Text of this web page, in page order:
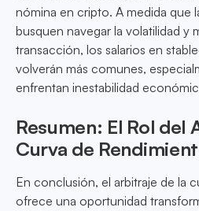
nómina en cripto. A medida que
busquen navegar la volatilidad y
transacción, los salarios en
volverán más comunes,
enfrentan inestabilidad
Resumen: El Rol del
Curva de
En conclusión, el arbitraje de la
ofrece una oportunidad